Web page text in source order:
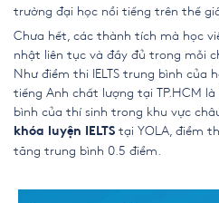
trường đại học nổi tiếng trên thế
Chưa hết, các thành tích mà học
nhật liên tục và đầy đủ trong mỗi
Như điểm thi IELTS trung bình của
tiếng Anh chất lượng tại TP.HCM
bình của thí sinh trong khu vực
khóa luyện IELTS tại YOLA, điểm
tăng trung bình 0.5 điểm.